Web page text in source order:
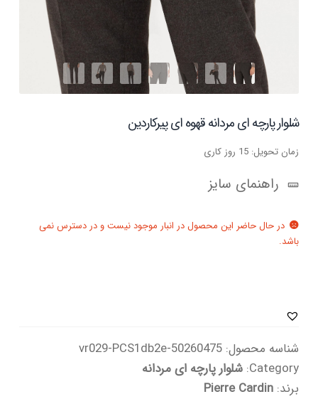
شلوار پارچه ای مردانه قهوه ای پیرکاردین
زمان تحویل: 15 روز کاری
راهنمای سایز
در حال حاضر این محصول در انبار موجود نیست و در دسترس نمی
باشد.
شناسه محصول:50260475-vr029-PCS1db2e
Category: شلوار پارچه ای مردانه
برند:Pierre Cardin